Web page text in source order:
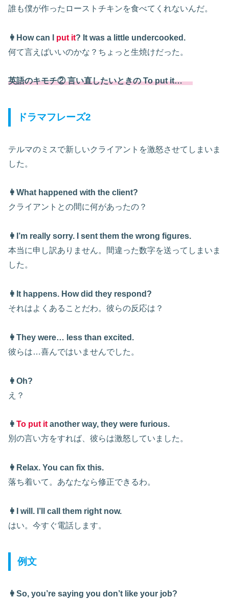
誰も僕が作ったローストチキンを食べてくれないんだ。
👩How can I put it? It was a little undercooked.
何て言えばいいのかな？ちょっと生焼けだった。
英語のキモチ② 言い直したいときの To put it…
ドラマフレーズ2
テルマのミスで新しいクライアントを激怒させてしまいま
した。
👩What happened with the client?
クライアントとの間に何があったの？
👩I’m really sorry. I sent them the wrong figures.
本当に申し訳ありません。間違った数字を送ってしまいま
した。
👩It happens. How did they respond?
それはよくあることだわ。彼らの反応は？
👩They were… less than excited.
彼らは…喜んではいませんでした。
👩Oh?
え？
👩 To put it another way, they were furious.
別の言い方をすれば、彼らは激怒していました。
👩Relax. You can fix this.
落ち着いて。あなたなら修正できるわ。
👩I will. I’ll call them right now.
はい。今すぐ電話します。
例文
👩So, you’re saying you don’t like your job?